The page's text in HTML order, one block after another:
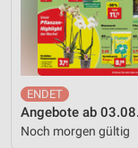
Angebote ab 03.08.
Noch morgen gültig
Werbung